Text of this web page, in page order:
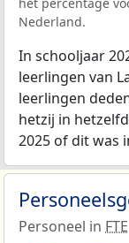
Nederland.
In schooljaar
leerlingen van
leerlingen
hetzij in
2025 of dit was
Personeel in FTE